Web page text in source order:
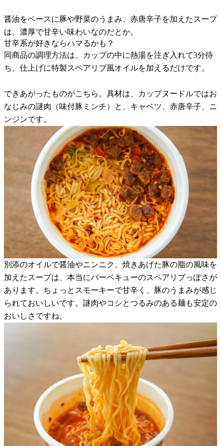
醤油をベースに豚や野菜のうまみ、赤唐辛子を加えたスープ
は、濃厚で甘辛い味わいなのだとか。
甘辛系が好きならハマるかも？
同商品の調理方法は、カップの中に熱湯を注ぎ入れて3分待
ち、仕上げに特製スペアリブ風オイルを加えるだけです。
できあがったものがこちら。具材は、カップヌードルではお
なじみの謎肉（味付豚ミンチ）と、キャベツ、赤唐辛子、ニ
ンジンです。
別添のオイルで醤油やニンニク、焼きあげた豚の脂の風味を
加えたスープは、本当にバーベキューのスペアリブっぽさが
あります。ちょっとスモーキーで甘辛く、豚のうまみが感じ
られておいしいです。謎肉やコシとつるみのある麺も安定の
おいしさですね。